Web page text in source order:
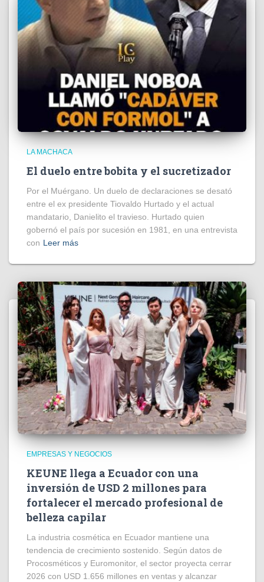
LA MACHACA
El duelo entre bobita y el sucretizador
Por el Muérgano. Un duelo de declaraciones se desató
entre el ex presidente Tiovaldo Hurtado y el actual
mandatario, Danielito el travieso. Hurtado quien
gobernó el país por sucesión en 1981, en una entrevista
con Leer más
EMPRESAS Y NEGOCIOS
KEUNE llega a Ecuador con una
inversión de USD 2 millones para
fortalecer el mercado profesional de
belleza capilar
La industria cosmética en Ecuador mantiene una
tendencia de crecimiento sostenido. Según datos de
Procosméticos y Euromonitor, el sector proyecta cerrar
2026 con USD 1.656 millones en ventas y alcanzar